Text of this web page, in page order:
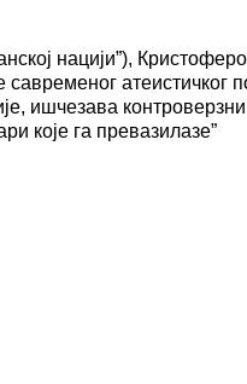
нацији”),
атеистичког
ишчезава
које га превазилазе”